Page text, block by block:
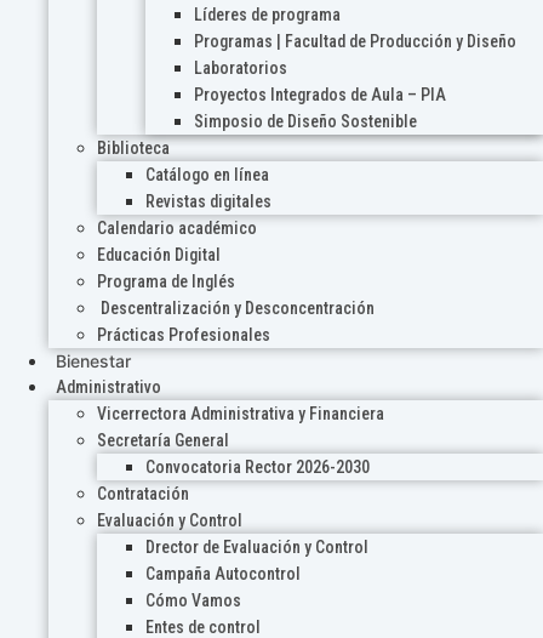
Líderes de programa
Programas | Facultad de Producción y Diseño
Laboratorios
Proyectos Integrados de Aula – PIA
Simposio de Diseño Sostenible
Biblioteca
Catálogo en línea
Revistas digitales
Calendario académico
Educación Digital
Programa de Inglés
Descentralización y Desconcentración
Prácticas Profesionales
Bienestar
Administrativo
Vicerrectora Administrativa y Financiera
Secretaría General
Convocatoria Rector 2026-2030
Contratación
Evaluación y Control
Drector de Evaluación y Control
Campaña Autocontrol
Cómo Vamos
Entes de control